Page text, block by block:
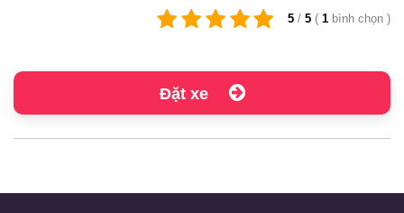
5 / 5 ( 1 bình chọn )
Đặt xe